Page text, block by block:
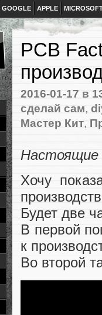
GOOGLE APPLE
PCB
2016-01-17 в
сделай сам,
Мастер Кит,
Настоящие
Хочу
Будет две
В первой
к
Во второй